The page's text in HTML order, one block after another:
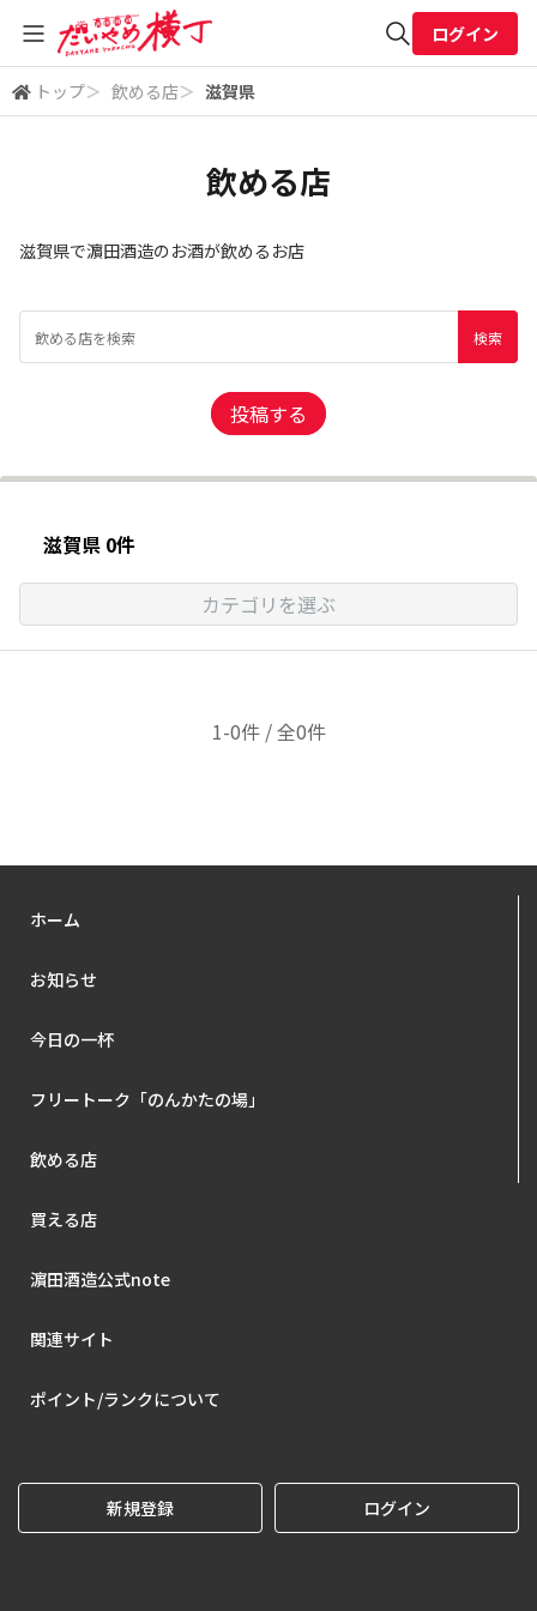
全体検索
ログイン
トップ＞ 飲める店＞ 滋賀県
飲める店
滋賀県で濵田酒造のお酒が飲めるお店
投稿する
滋賀県 0件
カテゴリを選ぶ
1-0件 / 全0件
ホーム
お知らせ
今日の一杯
フリートーク「のんかたの場」
飲める店
買える店
濵田酒造公式note
関連サイト
ポイント/ランクについて
新規登録 ログイン